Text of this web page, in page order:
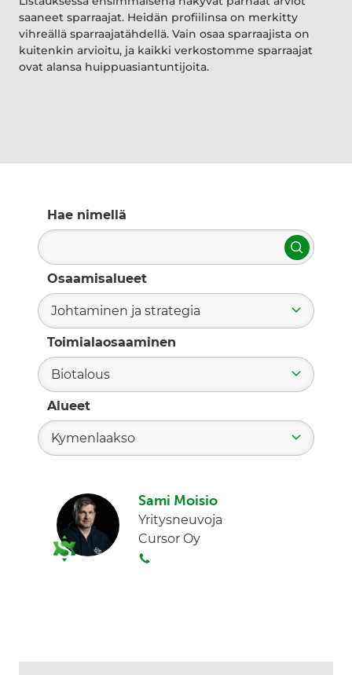
saaneet sparraajat. Heidän profiilinsa on merkitty
vihreällä sparraajatähdellä. Vain osaa sparraajista on
kuitenkin arvioitu, ja kaikki verkostomme sparraajat
ovat alansa huippuasiantuntijoita.
Hae nimellä
Hae
Osaamisalueet
Johtaminen ja strategia
Toimialaosaaminen
Biotalous
Alueet
Kymenlaakso
Sami Moisio
Yritysneuvoja
Cursor Oy